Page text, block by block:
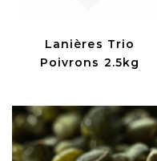
Lanières Trio
Poivrons 2.5kg